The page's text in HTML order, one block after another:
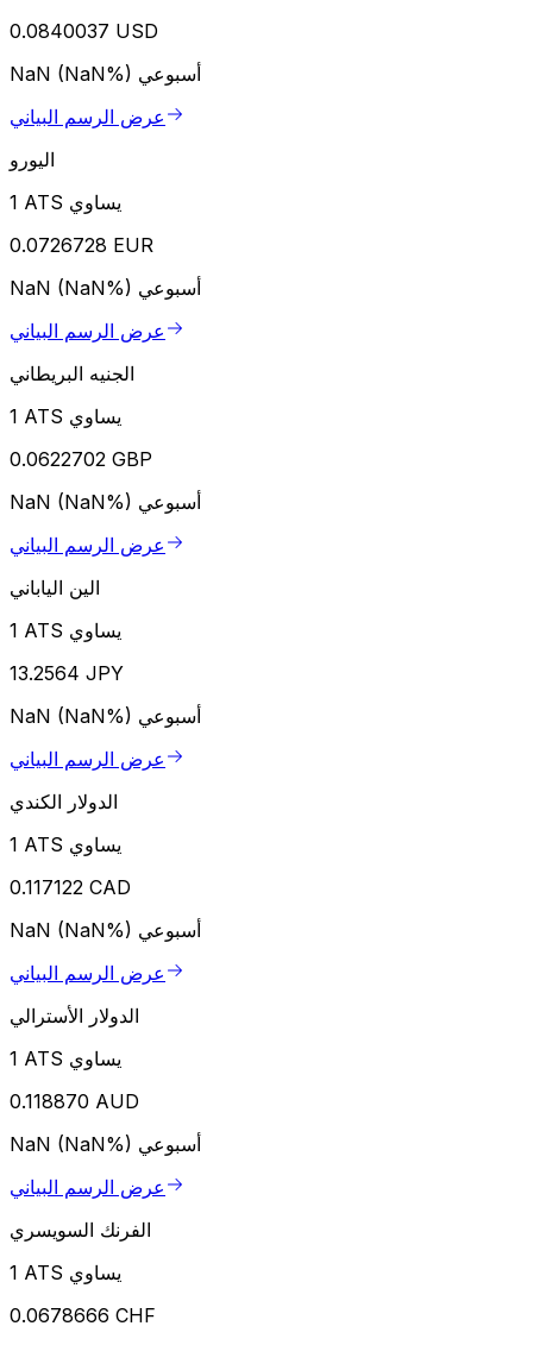
0.0840037 USD
NaN (NaN%) أسبوعي
عرض الرسم البياني
اليورو
1 ATS يساوي
0.0726728 EUR
NaN (NaN%) أسبوعي
عرض الرسم البياني
الجنيه البريطاني
1 ATS يساوي
0.0622702 GBP
NaN (NaN%) أسبوعي
عرض الرسم البياني
الين الياباني
1 ATS يساوي
13.2564 JPY
NaN (NaN%) أسبوعي
عرض الرسم البياني
الدولار الكندي
1 ATS يساوي
0.117122 CAD
NaN (NaN%) أسبوعي
عرض الرسم البياني
الدولار الأسترالي
1 ATS يساوي
0.118870 AUD
NaN (NaN%) أسبوعي
عرض الرسم البياني
الفرنك السويسري
1 ATS يساوي
0.0678666 CHF